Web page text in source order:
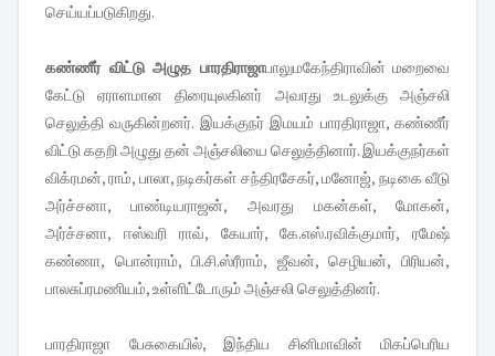
செய்யப்படுகிறது.
கண்ணீர் விட்டு அழுத பாரதிராஜாபாலுமகேந்திராவின் மறைவை
கேட்டு ஏராளமான திரையுலகினர் அவரது உடலுக்கு அஞ்சலி
செலுத்தி வருகின்றனர். இயக்குநர் இமயம் பாரதிராஜா, கண்ணீர்
விட்டு கதறி அழுது தன் அஞ்சலியை செலுத்தினார். இயக்குநர்கள்
விக்ரமன், ராம், பாலா, நடிகர்கள் சந்திரசேகர், மனோஜ், நடிகை வீடு
அர்ச்சனா, பாண்டியராஜன், அவரது மகன்கள், மோகன்,
அர்ச்சனா, ஈஸ்வரி ராவ், கேயார், கே.எஸ்.ரவிக்குமார், ரமேஷ்
கண்ணா, பொன்ராம், பி.சி.ஸ்ரீராம், ஜீவன், செழியன், பிரியன்,
பாலசுப்ரமணியம், உள்ளிட்டோரும் அஞ்சலி செலுத்தினர்.
பாரதிராஜா பேசுகையில், இந்திய சினிமாவின் மிகப்பெரிய